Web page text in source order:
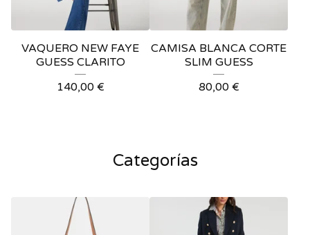
VAQUERO NEW FAYE
GUESS CLARITO
140,00 €
CAMISA BLANCA CORTE
SLIM GUESS
80,00 €
Categorías